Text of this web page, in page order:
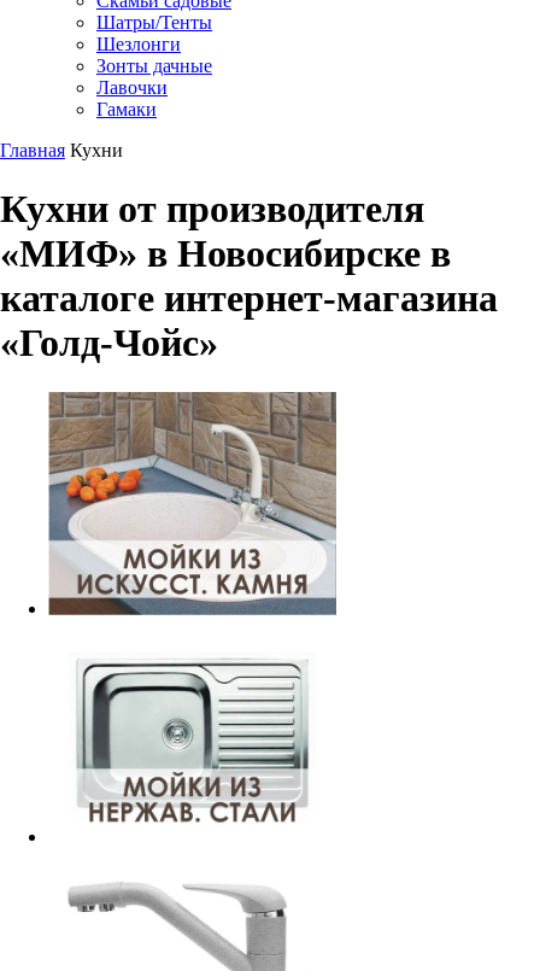
Шатры/Тенты
Шезлонги
Зонты дачные
Лавочки
Гамаки
Главная Кухни
Кухни от производителя
«МИФ» в Новосибирске в
каталоге интернет-магазина
«Голд-Чойс»